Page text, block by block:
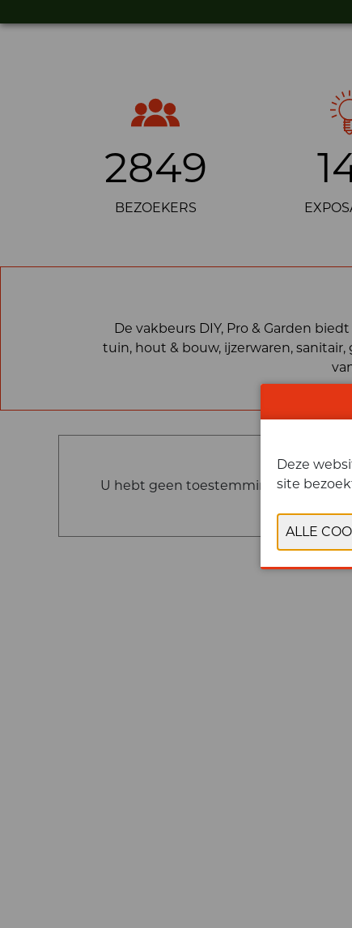
2849
BEZOEKERS
De vakbeurs DIY, Pro & Garden
tuin, hout & bouw, ijzerwaren,
U hebt geen toestemming gegeven
Deze
site